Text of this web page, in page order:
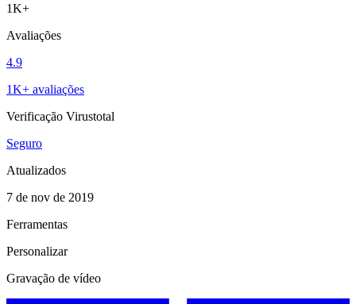
1K+
Avaliações
4.9
1K+ avaliações
Verificação Virustotal
Seguro
Atualizados
7 de nov de 2019
Ferramentas
Personalizar
Gravação de vídeo